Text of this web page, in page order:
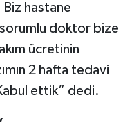
Biz hastane
sorumlu doktor bize
ücretinin
2 hafta tedavi
ettik” dedi.